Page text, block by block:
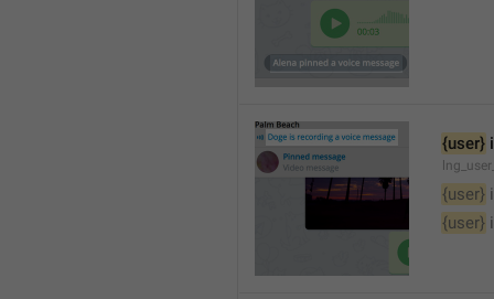
{user}
{user}
{user}